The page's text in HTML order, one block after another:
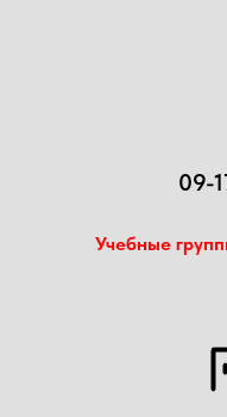
09-
Учебные